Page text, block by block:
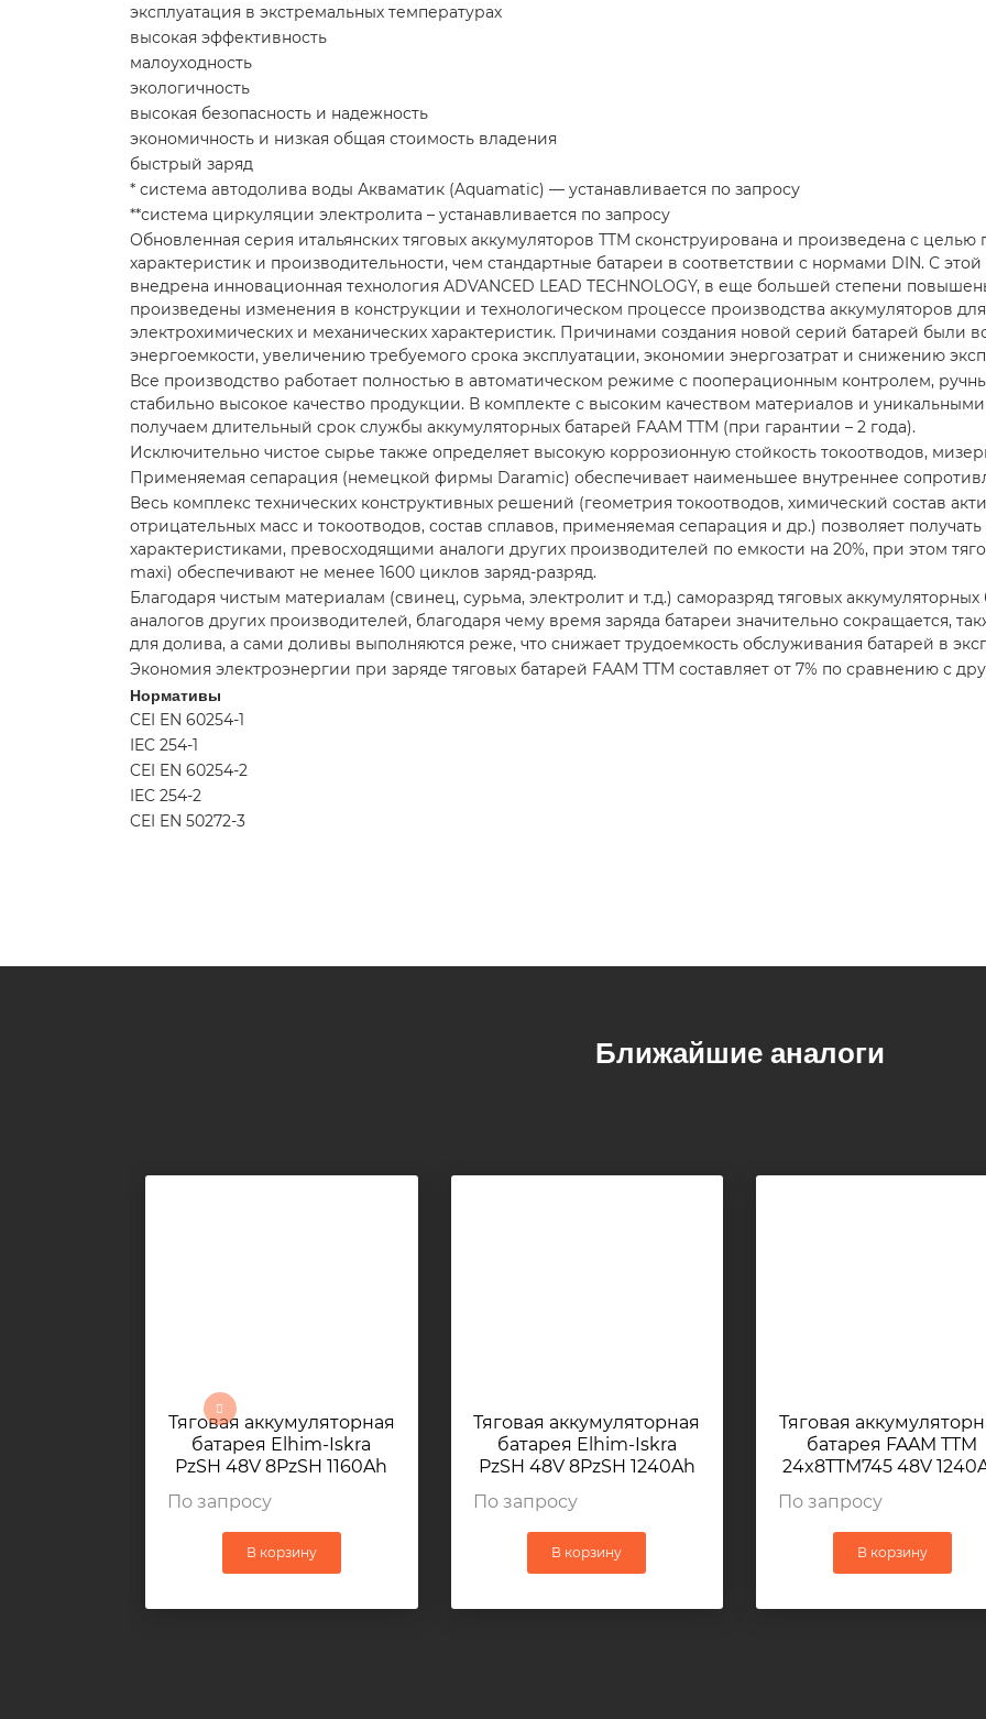
эксплуатация в экстремальных температурах
высокая эффективность
малоуходность
экологичность
высокая безопасность и надежность
экономичность и низкая общая стоимость владения
быстрый заряд
* система автодолива воды Акваматик (Aquamatic) — устанавливается по запросу
**система циркуляции электролита – устанавливается по запросу
Обновленная серия итальянских тяговых аккумуляторов ТTM сконструирована и произведена с
характеристик и производительности, чем стандартные батареи в соответствии с нормами DIN. С
внедрена инновационная технология ADVANCED LEAD TECHNOLOGY, в еще большей степени
произведены изменения в конструкции и технологическом процессе производства аккумуляторов
электрохимических и механических характеристик. Причинами создания новой серий батарей были
энергоемкости, увеличению требуемого срока эксплуатации, экономии энергозатрат и снижению
Все производство работает полностью в автоматическом режиме с пооперационным контролем,
стабильно высокое качество продукции. В комплекте с высоким качеством материалов и
получаем длительный срок службы аккумуляторных батарей FAAM ТTM (при гарантии – 2 года).
Исключительно чистое сырье также определяет высокую коррозионную стойкость токоотводов,
Применяемая сепарация (немецкой фирмы Daramic) обеспечивает наименьшее внутреннее
Весь комплекс технических конструктивных решений (геометрия токоотводов, химический состав
отрицательных масс и токоотводов, состав сплавов, применяемая сепарация и др.) позволяет
характеристиками, превосходящими аналоги других производителей по емкости на 20%, при этом
maxi) обеспечивают не менее 1600 циклов заряд-разряд.
Благодаря чистым материалам (свинец, сурьма, электролит и т.д.) саморазряд тяговых
аналогов других производителей, благодаря чему время заряда батареи значительно сокращается,
для долива, а сами доливы выполняются реже, что снижает трудоемкость обслуживания батарей в
Экономия электроэнергии при заряде тяговых батарей FAAM TTM составляет от 7% по сравнению с
Нормативы
CEI EN 60254-1
IEC 254-1
CEI EN 60254-2
IEC 254-2
CEI EN 50272-3
Ближайшие аналоги
Тяговая аккумуляторная
батарея Elhim-Iskra
PzSH 48V 8PzSH 1160Ah
По запросу
В корзину
Тяговая аккумуляторная
батарея Elhim-Iskra
PzSH 48V 8PzSH 1240Ah
По запросу
В корзину
Тяговая
батарея FAAM TTM
24x8TTM745 48V
По запросу
В корзину